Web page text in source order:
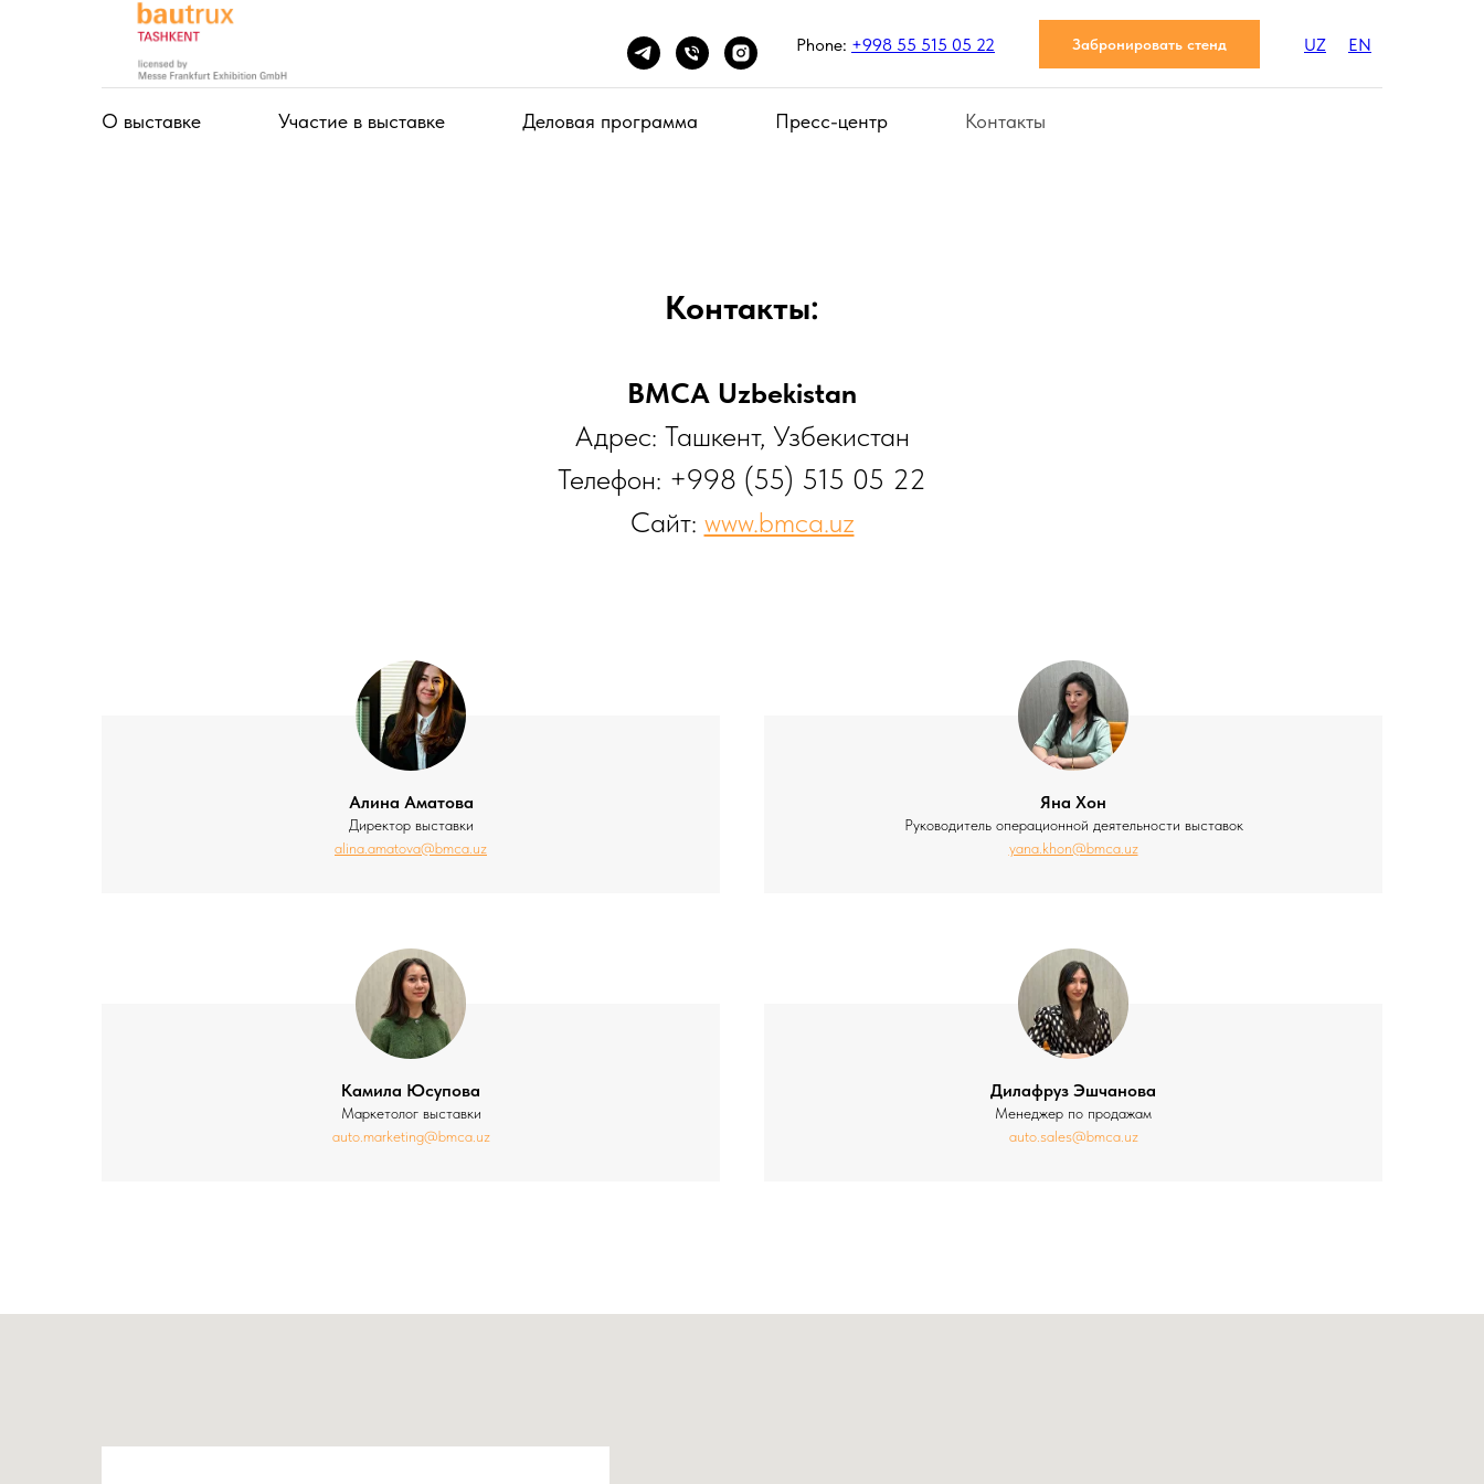
Phone: +998 55 515 05 22 Забронировать стенд UZ EN
О выставке Участие в выставке Деловая программа Пресс-центр Контакты
Контакты:
BMCA Uzbekistan
Адрес: Ташкент, Узбекистан
Телефон: +998 (55) 515 05 22
Сайт: www.bmca.uz
Алина Аматова
Директор выставки
alina.amatova@bmca.uz
Яна Хон
Руководитель операционной деятельности выставок
yana.khon@bmca.uz
Камила Юсупова
Маркетолог выставки
auto.marketing@bmca.uz
Дилафруз Эшчанова
Менеджер по продажам
auto.sales@bmca.uz